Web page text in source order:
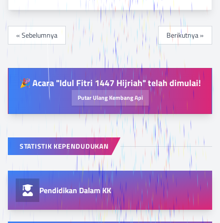
DILIHAT 840 KALI
« Sebelumnya Berikutnya »
🎉 Acara "Idul Fitri 1447 Hijriah" telah dimulai!
Putar Ulang Kembang Api
STATISTIK KEPENDUDUKAN
Pendidikan Dalam KK